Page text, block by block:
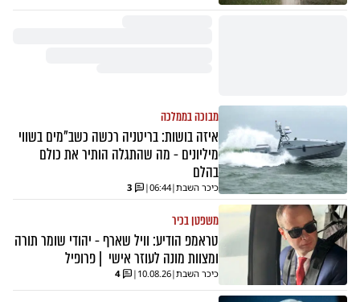
מבוכה בממלכה
איזה בושות: בריטניה רכשה כשב"מים בשווי
מיליונים - מה שהתגלה הותיר את כולם
בהלם
כיכר השבת|
06:44
|
3
משפטן בכיר
טראמפ הודיע: וויל שארף - יהודי שומר תורה
ומצוות מונה לעוזר אישי | פרופיל
כיכר השבת|
10.08.26
|
4